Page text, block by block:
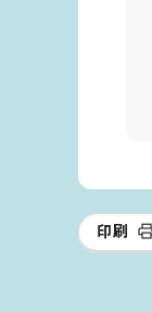
印刷